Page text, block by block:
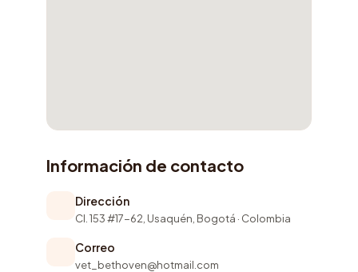
Información de contacto
Dirección
Cl. 153 #17-62, Usaquén, Bogotá · Colombia
Correo
vet_bethoven@hotmail.com